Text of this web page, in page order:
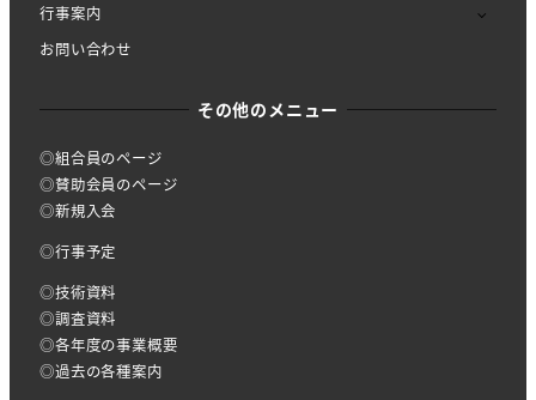
行事案内
お問い合わせ
その他のメニュー
◎組合員のページ
◎賛助会員のページ
◎新規入会
◎行事予定
◎技術資料
◎調査資料
◎各年度の事業概要
◎過去の各種案内